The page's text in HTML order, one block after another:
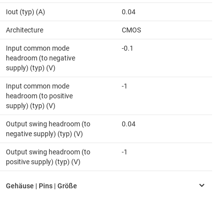
Iout (typ) (A) 0.04
Architecture CMOS
Input common mode
headroom (to negative
supply) (typ) (V)
-0.1
Input common mode
headroom (to positive
supply) (typ) (V)
-1
Output swing headroom (to
negative supply) (typ) (V)
0.04
Output swing headroom (to
positive supply) (typ) (V)
-1